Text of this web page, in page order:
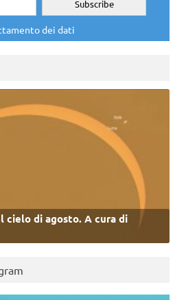
dei dati
cielo di agosto. A cura di